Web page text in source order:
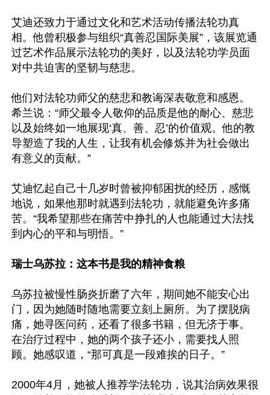
艾迪还致力于通过文化和艺术活动传播法轮功真
相。他曾积极参与组织“真善忍国际美展”，该展览通
过艺术作品展示法轮功的美好，以及法轮功学员面
对中共迫害的坚韧与慈悲。
他们对法轮功师父的慈悲和教诲深表敬意和感恩。
希兰说：“师父最令人敬仰的品质是他的耐心、慈悲
以及始终如一地展现‘真、善、忍’的价值观。他的教
导塑造了我的人生，让我有机会修炼并为社会做出
有意义的贡献。”
艾迪忆起自己十几岁时曾被抑郁困扰的经历，感慨
地说，如果他那时就遇到法轮功，就能避免许多痛
苦。“我希望那些在痛苦中挣扎的人也能通过大法找
到内心的平和与明悟。”
瑞士乌苏拉：这本书是我的精神食粮
乌苏拉被慢性肠炎折磨了六年，期间她不能安心出
门，因为她随时随地需要立刻上厕所。为了摆脱病
痛，她寻医问药，还看了很多书籍，但无济于事。
在治疗过程中，她的两个孩子还小，需要找人照
顾。她感叹道，“那可真是一段难挨的日子。”
2000年4月，她被人推荐学法轮功，说其治病效果很